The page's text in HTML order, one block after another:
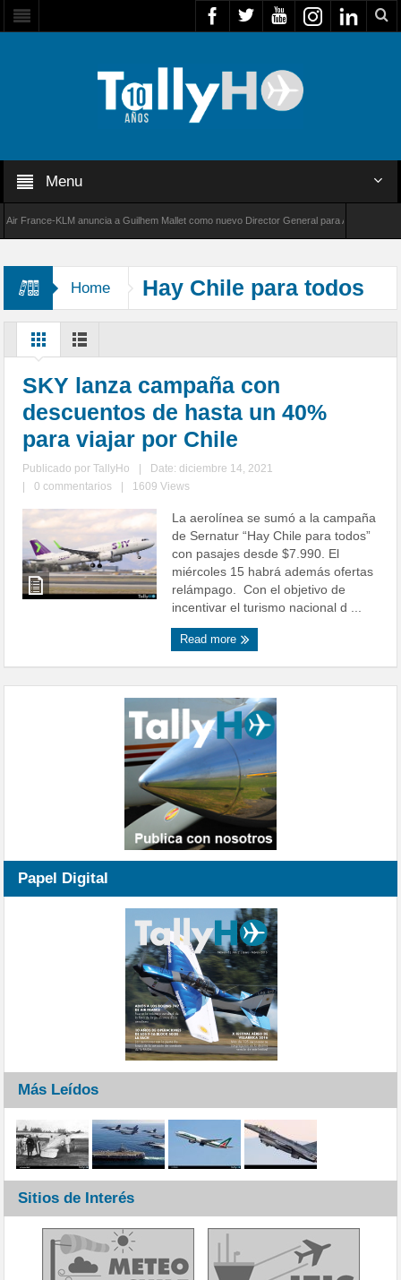
Menu
KLM anuncia a Guilhem Mallet como nuevo Director General para América Latina
Home Hay Chile para todos
SKY lanza campaña con
descuentos de hasta un 40%
para viajar por Chile
Publicado porTallyHo
Date: diciembre 14, 2021
0 commentarios 1609 Views
La aerolínea se sumó a la campaña
de Sernatur “Hay Chile para todos”
con pasajes desde $7.990. El
miércoles 15 habrá además ofertas
relámpago. Con el objetivo de
incentivar el turismo nacional d ...
Read more
Papel Digital
Más Leídos
Sitios de Interés